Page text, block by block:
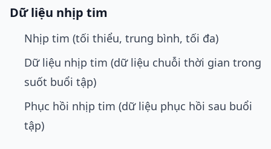
Dữ liệu nhịp tim
Nhịp tim (tối thiểu, trung bình, tối đa)
Dữ liệu nhịp tim (dữ liệu chuỗi thời gian trong
suốt buổi tập)
Phục hồi nhịp tim (dữ liệu phục hồi sau buổi
tập)